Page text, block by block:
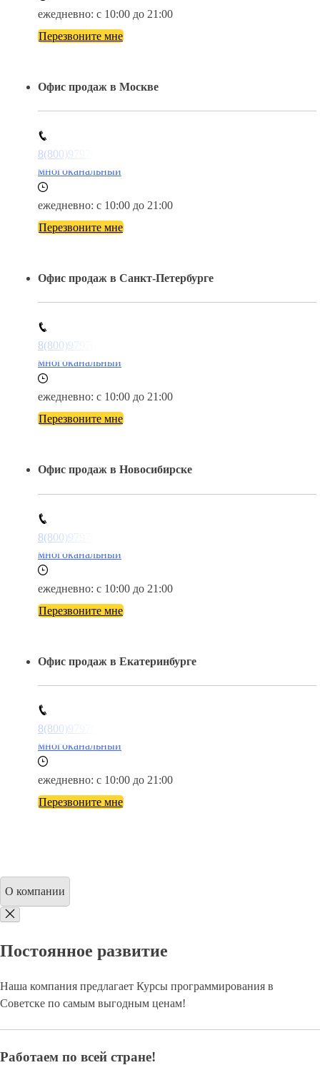
ежедневно: с 10:00 до 21:00
Перезвоните мне
Офис продаж в Москве
8(800)9797043
многоканальный
ежедневно: с 10:00 до 21:00
Перезвоните мне
Офис продаж в Санкт-Петербурге
8(800)9797043
многоканальный
ежедневно: с 10:00 до 21:00
Перезвоните мне
Офис продаж в Новосибирске
8(800)9797043
многоканальный
ежедневно: с 10:00 до 21:00
Перезвоните мне
Офис продаж в Екатеринбурге
8(800)9797043
многоканальный
ежедневно: с 10:00 до 21:00
Перезвоните мне
О компании
Постоянное развитие
Наша компания предлагает Курсы программирования в
Советске по самым выгодным ценам!
Работаем по всей стране!